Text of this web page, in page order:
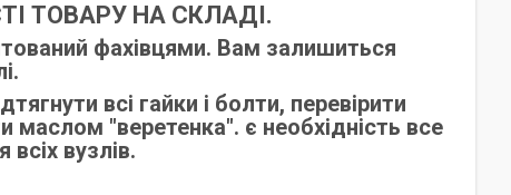
ТОВАРУ НА СКЛАДІ.
фахівцями. Вам залишиться
всі гайки і болти, перевірити
"веретенка". є необхідність все
вузлів.